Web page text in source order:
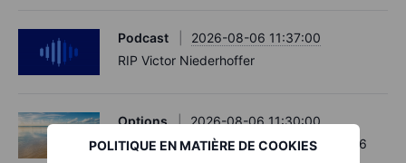
POLITIQUE EN MATIÈRE DE COOKIES
Podcast
2026-08-06 11:37:00
RIP Victor Niederhoffer
Options
2026-08-06 11:30:00
Chips crack, vol shrugs - Options Brief - 6